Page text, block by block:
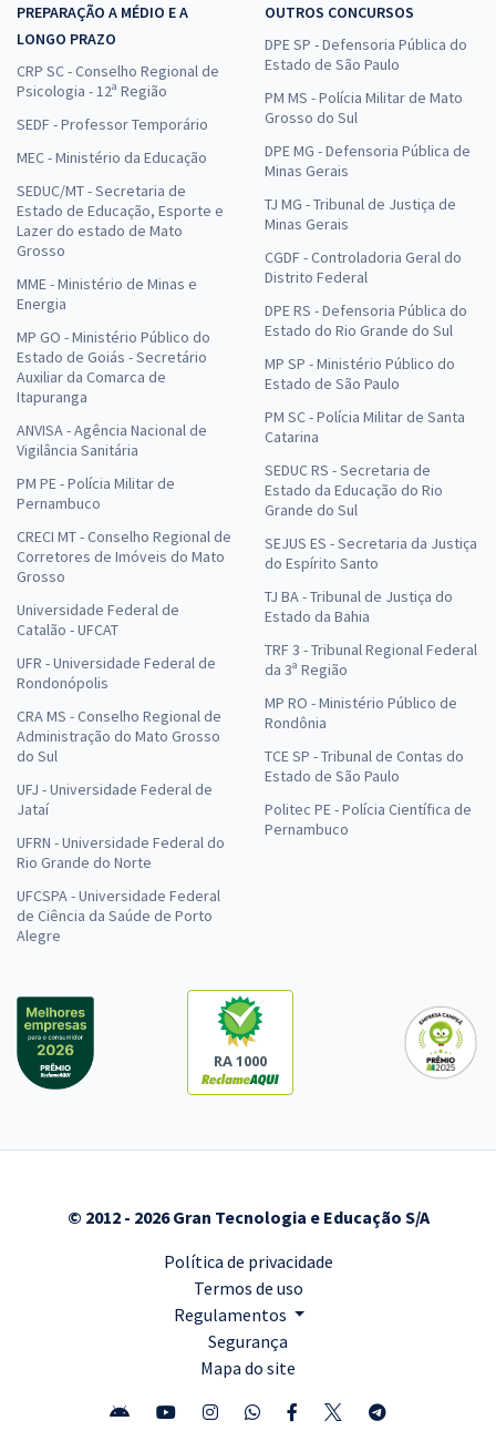
PREPARAÇÃO A MÉDIO E A
LONGO PRAZO
CRP SC - Conselho Regional de
Psicologia - 12ª Região
SEDF - Professor Temporário
MEC - Ministério da Educação
SEDUC/MT - Secretaria de
Estado de Educação, Esporte e
Lazer do estado de Mato
Grosso
MME - Ministério de Minas e
Energia
MP GO - Ministério Público do
Estado de Goiás - Secretário
Auxiliar da Comarca de
Itapuranga
ANVISA - Agência Nacional de
Vigilância Sanitária
PM PE - Polícia Militar de
Pernambuco
CRECI MT - Conselho Regional de
Corretores de Imóveis do Mato
Grosso
Universidade Federal de
Catalão - UFCAT
UFR - Universidade Federal de
Rondonópolis
CRA MS - Conselho Regional de
Administração do Mato Grosso
do Sul
UFJ - Universidade Federal de
Jataí
UFRN - Universidade Federal do
Rio Grande do Norte
UFCSPA - Universidade Federal
de Ciência da Saúde de Porto
Alegre
OUTROS CONCURSOS
DPE SP - Defensoria Pública do
Estado de São Paulo
PM MS - Polícia Militar de Mato
Grosso do Sul
DPE MG - Defensoria Pública de
Minas Gerais
TJ MG - Tribunal de Justiça de
Minas Gerais
CGDF - Controladoria Geral do
Distrito Federal
DPE RS - Defensoria Pública do
Estado do Rio Grande do Sul
MP SP - Ministério Público do
Estado de São Paulo
PM SC - Polícia Militar de Santa
Catarina
SEDUC RS - Secretaria de
Estado da Educação do Rio
Grande do Sul
SEJUS ES - Secretaria da Justiça
do Espírito Santo
TJ BA - Tribunal de Justiça do
Estado da Bahia
TRF 3 - Tribunal Regional Federal
da 3ª Região
MP RO - Ministério Público de
Rondônia
TCE SP - Tribunal de Contas do
Estado de São Paulo
Politec PE - Polícia Científica de
Pernambuco
RA 1000
© 2012 - 2026 Gran Tecnologia e Educação S/A
Política de privacidade
Termos de uso
Regulamentos
Segurança
Mapa do site